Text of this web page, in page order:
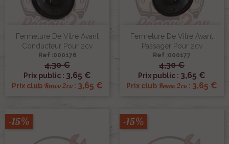
Fermeture De Vitre Avant
Conducteur Pour 2cv
Ref :000176
4,30 €
Prix public : 3,65 €
Prix club Renov 2cv : 3,65 €
Fermeture De Vitre Avant
Passager Pour 2cv
Ref :000177
4,30 €
Prix public : 3,65 €
Prix club Renov 2cv : 3,65 €
-15% -15%